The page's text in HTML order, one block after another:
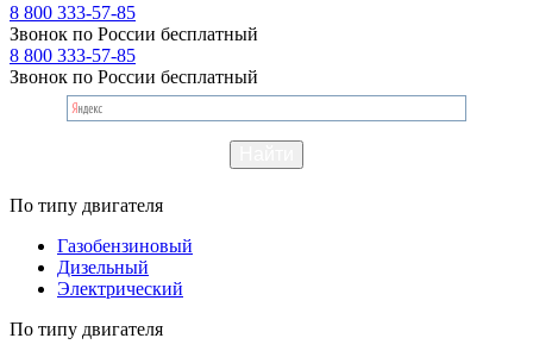
8 800 333-57-85
Звонок по России бесплатный
8 800 333-57-85
Звонок по России бесплатный
По типу двигателя
Газобензиновый
Дизельный
Электрический
По типу двигателя